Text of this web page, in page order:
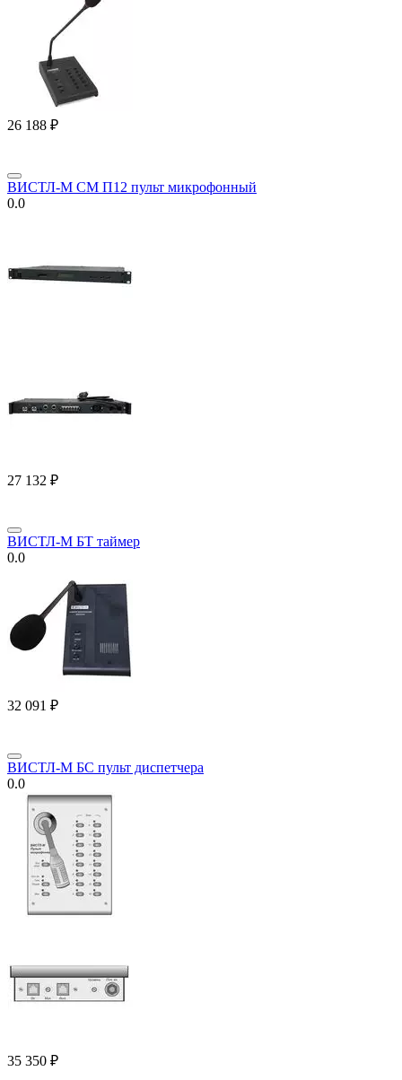
26 188 ₽
ВИСТЛ-М СМ П12 пульт микрофонный
0.0
27 132 ₽
ВИСТЛ-М БТ таймер
0.0
32 091 ₽
ВИСТЛ-М БС пульт диспетчера
0.0
35 350 ₽